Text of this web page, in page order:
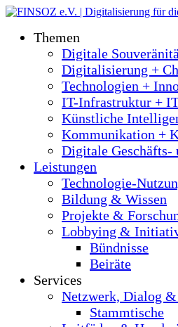
Themen
Digitale
Digitalisierung +
Technologien +
IT-Infrastruktur +
Künstliche
Kommunikation +
Digitale Geschäfts-
Leistungen
Technologie-
Bildung & Wissen
Projekte &
Lobbying &
Bündnisse
Beiräte
Services
Netzwerk, Dialog &
Stammtische